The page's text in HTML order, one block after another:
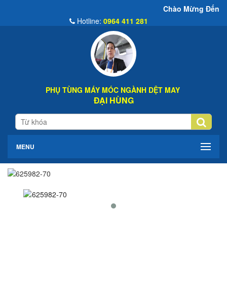
Chào Mừng Đến Website Đại
Hotline: 0964 411 281
PHỤ TÙNG MÁY MÓC NGÀNH DỆT MAY
ĐẠI HÙNG
MENU